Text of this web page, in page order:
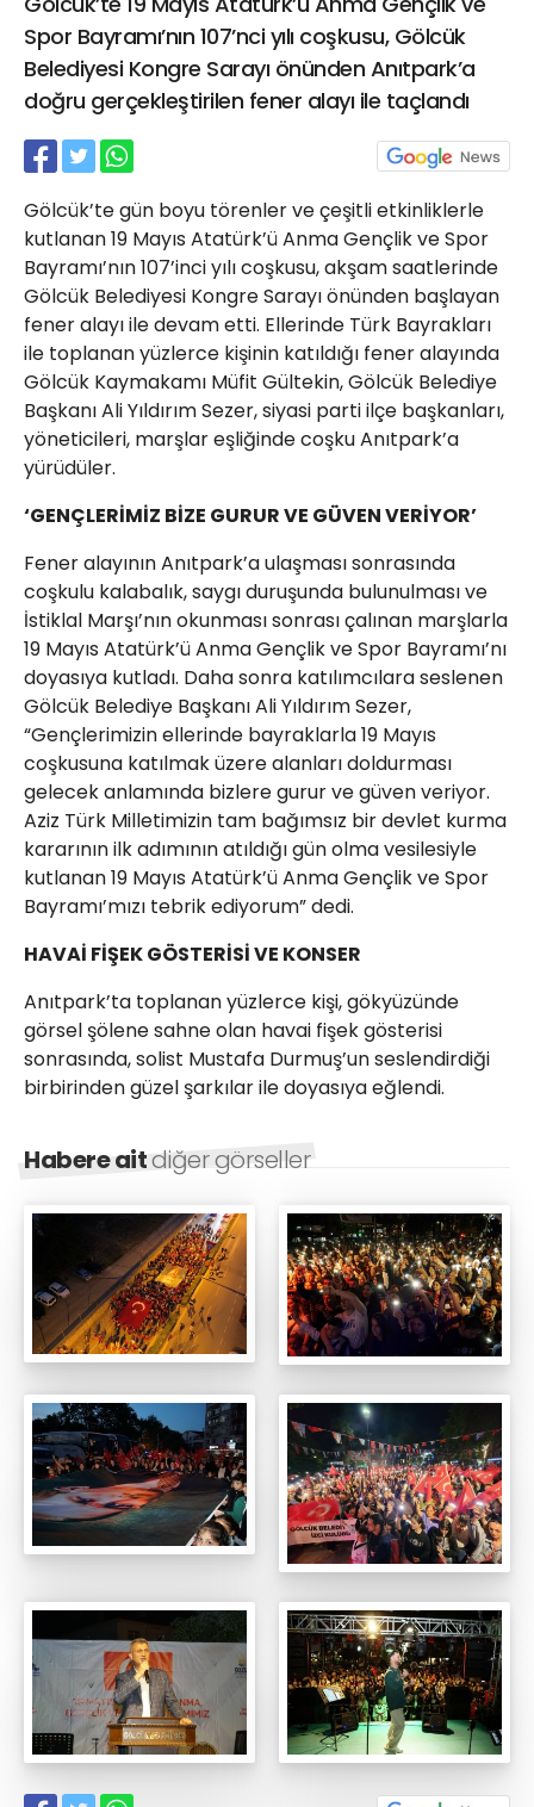
Spor Bayramı’nın 107’nci yılı coşkusu, Gölcük
Belediyesi Kongre Sarayı önünden Anıtpark’a
doğru gerçekleştirilen fener alayı ile taçlandı
Gölcük’te gün boyu törenler ve çeşitli etkinliklerle
kutlanan 19 Mayıs Atatürk’ü Anma Gençlik ve Spor
Bayramı’nın 107’inci yılı coşkusu, akşam saatlerinde
Gölcük Belediyesi Kongre Sarayı önünden başlayan
fener alayı ile devam etti. Ellerinde Türk Bayrakları
ile toplanan yüzlerce kişinin katıldığı fener alayında
Gölcük Kaymakamı Müfit Gültekin, Gölcük Belediye
Başkanı Ali Yıldırım Sezer, siyasi parti ilçe başkanları,
yöneticileri, marşlar eşliğinde coşku Anıtpark’a
yürüdüler.
‘GENÇLERİMİZ BİZE GURUR VE GÜVEN VERİYOR’
Fener alayının Anıtpark’a ulaşması sonrasında
coşkulu kalabalık, saygı duruşunda bulunulması ve
İstiklal Marşı’nın okunması sonrası çalınan marşlarla
19 Mayıs Atatürk’ü Anma Gençlik ve Spor Bayramı’nı
doyasıya kutladı. Daha sonra katılımcılara seslenen
Gölcük Belediye Başkanı Ali Yıldırım Sezer,
“Gençlerimizin ellerinde bayraklarla 19 Mayıs
coşkusuna katılmak üzere alanları doldurması
gelecek anlamında bizlere gurur ve güven veriyor.
Aziz Türk Milletimizin tam bağımsız bir devlet kurma
kararının ilk adımının atıldığı gün olma vesilesiyle
kutlanan 19 Mayıs Atatürk’ü Anma Gençlik ve Spor
Bayramı’mızı tebrik ediyorum” dedi.
HAVAİ FİŞEK GÖSTERİSİ VE KONSER
Anıtpark’ta toplanan yüzlerce kişi, gökyüzünde
görsel şölene sahne olan havai fişek gösterisi
sonrasında, solist Mustafa Durmuş’un seslendirdiği
birbirinden güzel şarkılar ile doyasıya eğlendi.
Habere aitdiğer görseller
21 Gölcük
02624132333
haber@golcukpostasi.com